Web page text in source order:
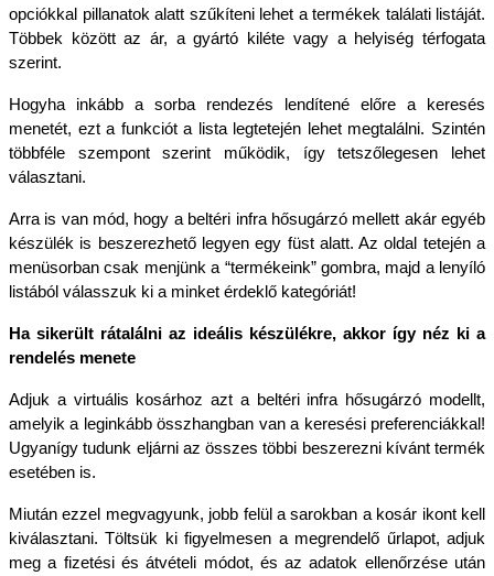
opciókkal pillanatok alatt szűkíteni lehet a termékek találati listáját.
Többek között az ár, a gyártó kiléte vagy a helyiség térfogata
szerint.
Hogyha inkább a sorba rendezés lendítené előre a keresés
menetét, ezt a funkciót a lista legtetején lehet megtalálni. Szintén
többféle szempont szerint működik, így tetszőlegesen lehet
választani.
Arra is van mód, hogy a beltéri infra hősugárzó mellett akár egyéb
készülék is beszerezhető legyen egy füst alatt. Az oldal tetején a
menüsorban csak menjünk a “termékeink” gombra, majd a lenyíló
listából válasszuk ki a minket érdeklő kategóriát!
Ha sikerült rátalálni az ideális készülékre, akkor így néz ki a
rendelés menete
Adjuk a virtuális kosárhoz azt a beltéri infra hősugárzó modellt,
amelyik a leginkább összhangban van a keresési preferenciákkal!
Ugyanígy tudunk eljárni az összes többi beszerezni kívánt termék
esetében is.
Miután ezzel megvagyunk, jobb felül a sarokban a kosár ikont kell
kiválasztani. Töltsük ki figyelmesen a megrendelő űrlapot, adjuk
meg a fizetési és átvételi módot, és az adatok ellenőrzése után